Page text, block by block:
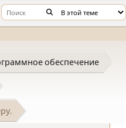
обеспечение